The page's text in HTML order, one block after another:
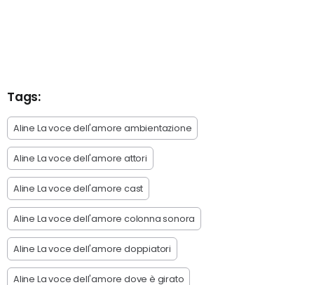
Tags:
Aline La voce dell'amore ambientazione
Aline La voce dell'amore attori
Aline La voce dell'amore cast
Aline La voce dell'amore colonna sonora
Aline La voce dell'amore doppiatori
Aline La voce dell'amore dove è girato